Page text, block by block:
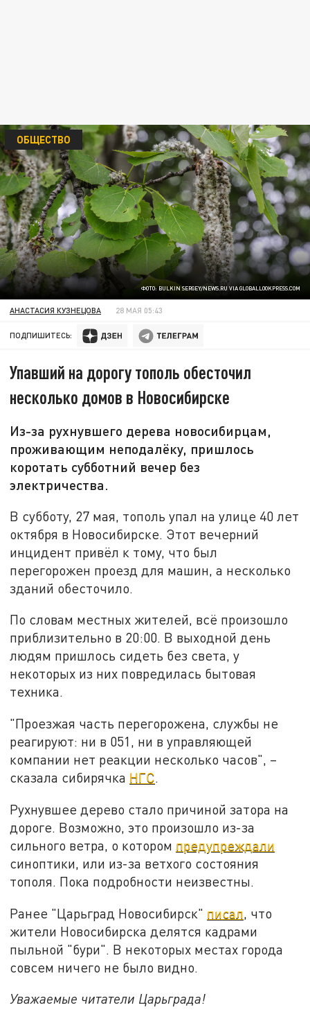
ФОТО: BULKIN SERGEY/NEWS.RU VIA GLOBALLOOKPRESS.COM
ОБЩЕСТВО
АНАСТАСИЯ КУЗНЕЦОВА 28 МАЯ 05:43
ПОДПИШИТЕСЬ:
Упавший на дорогу тополь обесточил
несколько домов в Новосибирске
Из-за рухнувшего дерева новосибирцам,
проживающим неподалёку, пришлось
коротать субботний вечер без
электричества.
В субботу, 27 мая, тополь упал на улице 40 лет
октября в Новосибирске. Этот вечерний
инцидент привёл к тому, что был
перегорожен проезд для машин, а несколько
зданий обесточило.
По словам местных жителей, всё произошло
приблизительно в 20:00. В выходной день
людям пришлось сидеть без света, у
некоторых из них повредилась бытовая
техника.
"Проезжая часть перегорожена, службы не
реагируют: ни в 051, ни в управляющей
компании нет реакции несколько часов", –
сказала сибирячка НГС.
Рухнувшее дерево стало причиной затора на
дороге. Возможно, это произошло из-за
сильного ветра, о котором предупреждали
синоптики, или из-за ветхого состояния
тополя. Пока подробности неизвестны.
Ранее "Царьград Новосибирск" писал , что
жители Новосибирска делятся кадрами
пыльной "бури". В некоторых местах города
совсем ничего не было видно.
Уважаемые читатели Царьграда!